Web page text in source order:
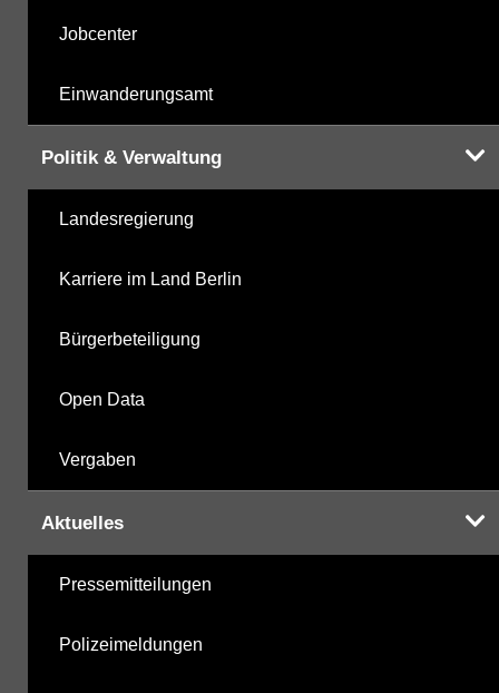
Jobcenter
Einwanderungsamt
Politik & Verwaltung
Landesregierung
Karriere im Land Berlin
Bürgerbeteiligung
Open Data
Vergaben
Aktuelles
Pressemitteilungen
Polizeimeldungen